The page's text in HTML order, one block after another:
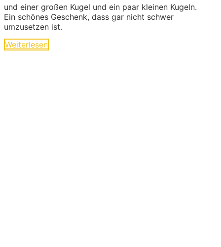
und einer großen Kugel und ein paar kleinen Kugeln.
Ein schönes Geschenk, dass gar nicht schwer
umzusetzen ist.
Weiterlesen